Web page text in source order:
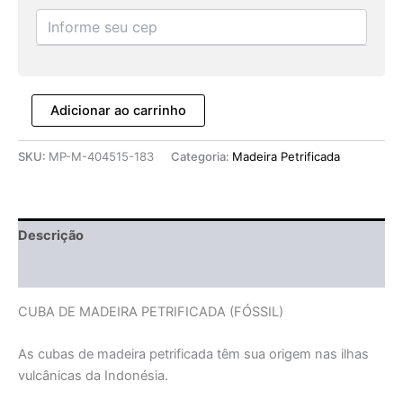
Adicionar ao carrinho
SKU: MP-M-404515-183 Categoria: Madeira Petrificada
Descrição
CUBA DE MADEIRA PETRIFICADA (FÓSSIL)
As cubas de madeira petrificada têm sua origem nas ilhas
vulcânicas da Indonésia.